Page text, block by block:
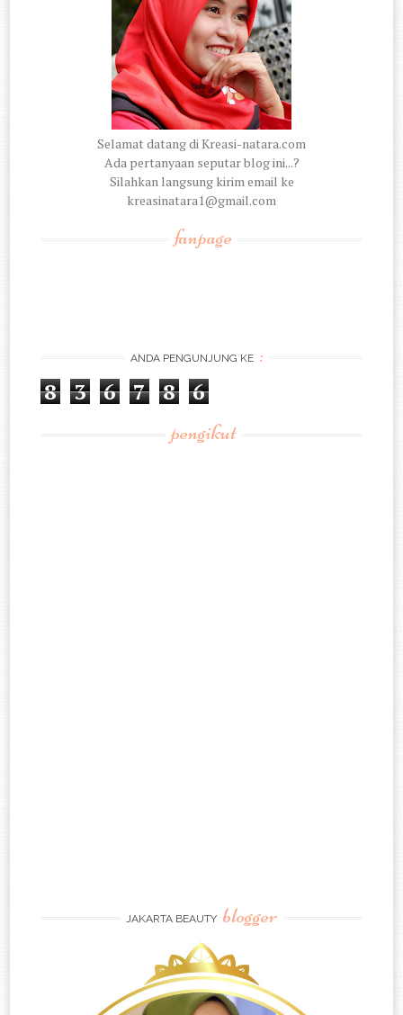
Selamat datang di Kreasi-natara.com
Ada pertanyaan seputar blog ini...?
Silahkan langsung kirim email ke
kreasinatara1@gmail.com
fanpage
ANDA PENGUNJUNG KE :
8 3 6 7 8 6
pengikut
JAKARTA BEAUTY blogger